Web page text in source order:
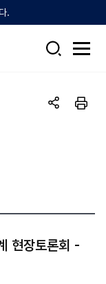
.
검
전
뉴
열
공
인
현장토론회 -